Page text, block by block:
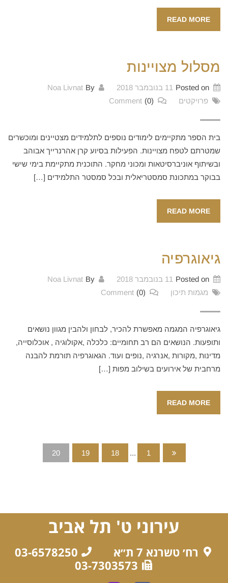
READ MORE
מסלול מצויינות
Posted on 11 בנובמבר 2018 By
Noa Livnat
פרויקטים
(0)
Comment
בית הספר מתקיימים לימודים נוספים לתלמידים מצטיינים ומוכשרים
שמטרתם לטפח מצויינות. הפעילות בסיוע קרן אהרנרייך אבוהב
ובשיתוף אוניברסיטאות ומכוני מחקר. התוכנית מתקיימת בימי שישי
בבוקר במתכונת סמסטריאלית ובכל סמסטר התלמידים […]
READ MORE
גיאוגרפיה
Posted on 11 בנובמבר 2018 By
Noa Livnat
מגמות תיכון
(0)
Comment
גיאוגרפיה המגמה מאפשרת להכיר, לבחון ולהבין מגוון נושאים
ותופעות. הנושאים הם רב תחומיים: כלכלה ,אקולוגיה , אוכלוסייה,
מדינות ,מקורות ,אנרגיה ,נופים ועוד. הגאוגרפיה תורמת להבנה
מרחבית של אירועים בשילוב מפות […]
READ MORE
1
...
18
19
20
עירוני ט' תל אביב
רח׳ טשרנא 7 ת״א
03-6578250
03-7303573